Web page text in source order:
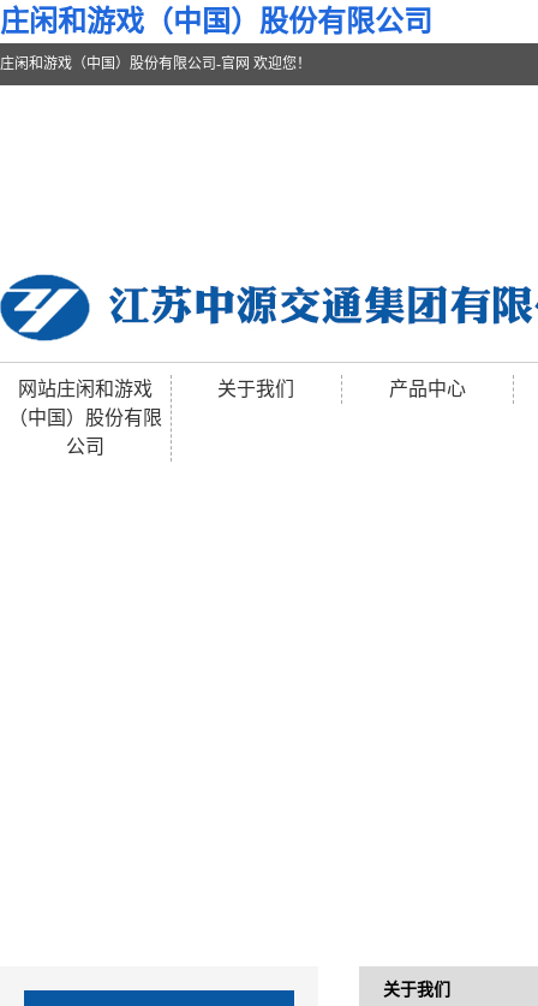
庄闲和游戏（中国）股份有限公司
庄闲和游戏（中国）股份有限公司-官网 欢迎您！
网站庄闲和游戏
（中国）股份有限
公司
关于我们 产品中心
关于我们